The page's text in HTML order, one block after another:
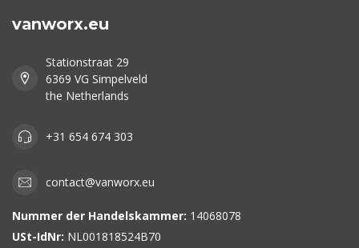
vanworx.eu
Stationstraat 29
6369 VG Simpelveld
the Netherlands
+31 654 674 303
contact@vanworx.eu
Nummer der Handelskammer: 14068078
USt-IdNr: NL001818524B70